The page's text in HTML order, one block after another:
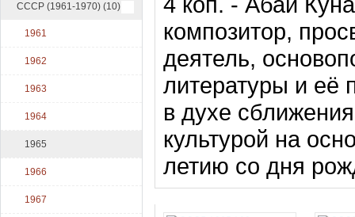
СССР (1961-1970) (10)
1961
1962
1963
1964
1965
1966
1967
композитор,
деятель,
литературы и её
в духе
культурой на
летию со дня